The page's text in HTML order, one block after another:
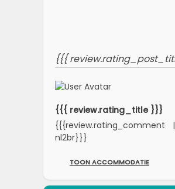
{{{
{{{ review.rating_title }}}
nl2br}}}
TOON ACCOMMODATIE